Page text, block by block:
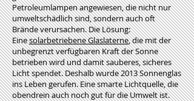
Petroleumlampen angewiesen, die nicht nur
umweltschädlich sind, sondern auch oft
Brände verursachen. Die Lösung:
Einesolarbetriebene Glaslaterne, die mit der
unbegrenzt verfügbaren Kraft der Sonne
betrieben wird und damit sauberes, sicheres
Licht spendet. Deshalb wurde 2013 Sonnenglas
ins Leben gerufen. Eine smarte Lichtquelle, die
obendrein auch noch gut für die Umwelt ist.